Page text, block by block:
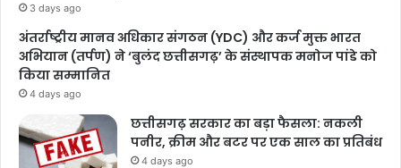
3 days ago
अंतर्राष्ट्रीय मानव अधिकार संगठन (YDC) और कर्ज मुक्त भारत
अभियान (तर्पण) ने ‘बुलंद छत्तीसगढ़’ के संस्थापक मनोज पांडे को
किया सम्मानित
4 days ago
छत्तीसगढ़ सरकार का बड़ा फैसला: नकली
पनीर, क्रीम और बटर पर एक साल का प्रतिबंध
4 days ago